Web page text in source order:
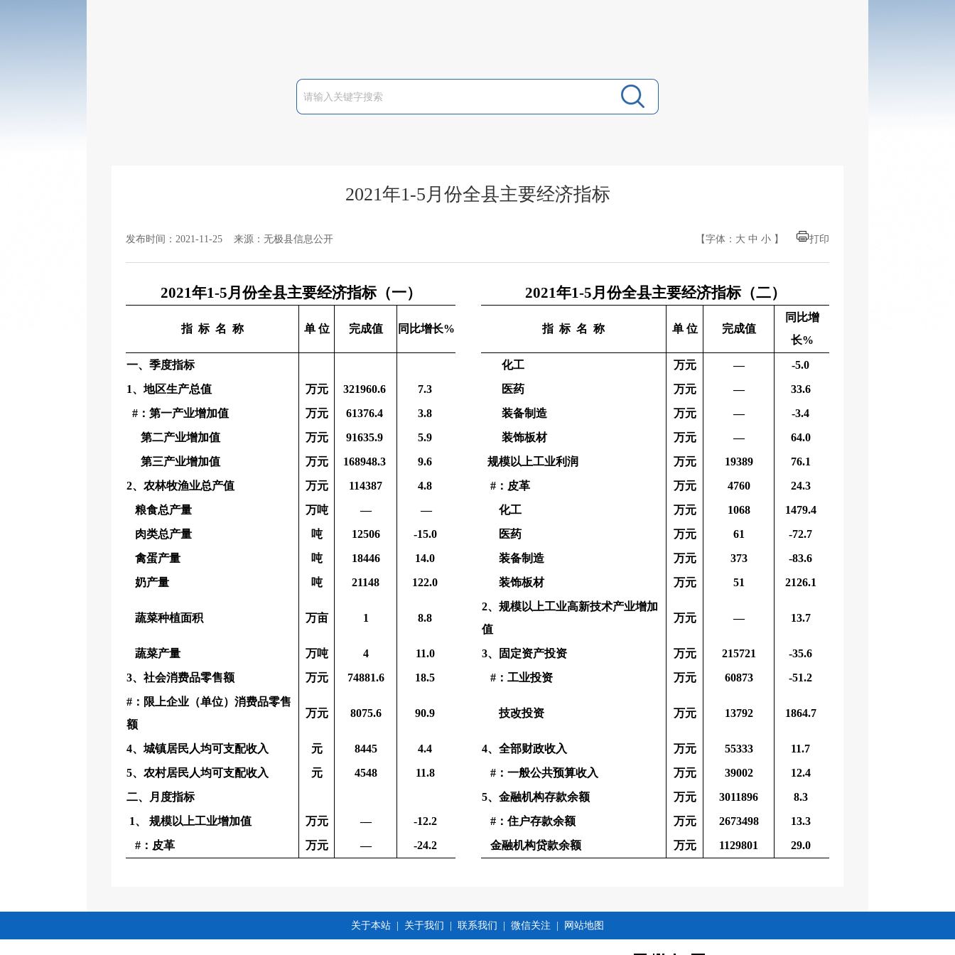
2021年1-5月份全县主要经济指标
发布时间：2021-11-25 来源：无极县信息公开 【字体： 大 中 小 】 打印
2021年1-5月份全县主要经济指标（一） 2021年1-5月份全县主要经济指标（二）
指 标 名 称 单 位 完成值 同比增长% 指 标 名 称 单 位 完成值
同比增
长%
一、季度指标 化工 万元 —
-5.0
1、地区生产总值
万元 321960.6 7.3 医药 万元 —
33.6
#：第一产业增加值
万元 61376.4 3.8 装备制造 万元 —
-3.4
第二产业增加值
万元 91635.9 5.9 装饰板材 万元 —
64.0
第三产业增加值
万元 168948.3 9.6 规模以上工业利润 万元 19389
76.1
2、农林牧渔业总产值
万元 114387 4.8 #：皮革 万元 4760
24.3
粮食总产量
万吨 — — 化工 万元 1068
1479.4
肉类总产量
吨 12506 -15.0 医药 万元 61
-72.7
禽蛋产量
吨 18446 14.0 装备制造 万元 373
-83.6
奶产量
吨 21148 122.0 装饰板材 万元 51 2126.1
蔬菜种植面积 万亩 1 8.8
2、规模以上工业高新技术产业增加
值
万元 — 13.7
蔬菜产量 万吨 4 11.0 3、固定资产投资 万元 215721
-35.6
3、社会消费品零售额
万元 74881.6 18.5 #：工业投资 万元 60873
-51.2
#：限上企业 （单位）消费品零售
额
万元 8075.6 90.9 技改投资 万元 13792 1864.7
4、城镇居民人均可支配收入 元 8445 4.4 4、全部财政收入 万元 55333
11.7
5、农村居民人均可支配收入
元 4548 11.8 #：一般公共预算收入 万元 39002
12.4
二、月度指标
5、金融机构存款余额 万元 3011896
8.3
1、
规模以上工业增加值 万元 — -12.2 #：住户存款余额 万元 2673498
13.3
#：皮革
万元 — -24.2 金融机构贷款余额 万元 1129801 29.0